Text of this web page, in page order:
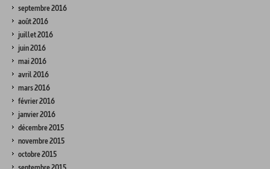
septembre 2016
août 2016
juillet 2016
juin 2016
mai 2016
avril 2016
mars 2016
février 2016
janvier 2016
décembre 2015
novembre 2015
octobre 2015